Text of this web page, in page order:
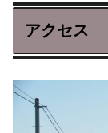
アクセス